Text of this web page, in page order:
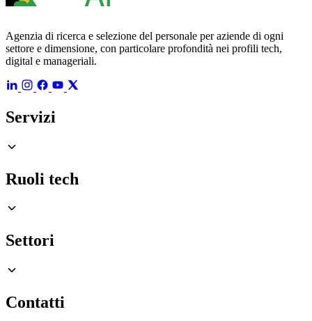
Agenzia di ricerca e selezione del personale per aziende di ogni
settore e dimensione, con particolare profondità nei profili tech,
digital e manageriali.
Servizi
Ruoli tech
Settori
Contatti